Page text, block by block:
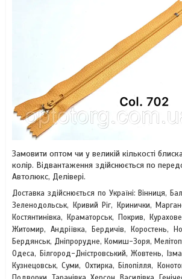
Замовити оптом чи у великій кількості
колір. Відвантаження здійснюється по
Автолюкс, Делівері.
Доставка здійснюється по Україні: Вінниця,
Зеленодольськ, Кривий Ріг, Кринички,
Костянтинівка, Краматорськ, Покрив,
Житомир, Андріївка, Бердичів, Коростень,
Бердянськ, Дніпрорудне, Комиш-Зоря,
Одеса, Білгород-Дністровський, Жовтень,
Кузнецовськ, Суми, Охтирка, Білопілля,